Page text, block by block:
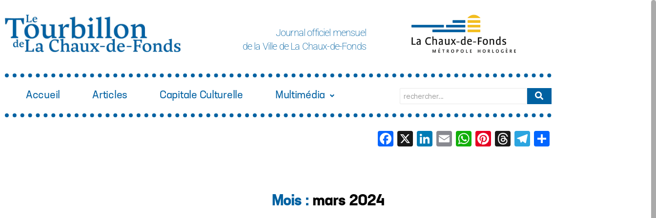
Journal officiel mensuel
de la Ville de La Chaux-de-Fonds
Accueil Articles Capitale Culturelle Multimédia
Facebook
X LinkedIn
EmailWhatsApp
Pinterest
Threads
Telegram
Mois : mars 2024